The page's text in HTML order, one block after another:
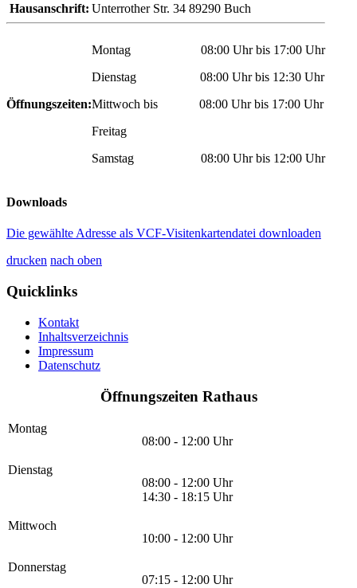
Hausanschrift: Unterrother Str. 34 89290 Buch
Öffnungszeiten:
Montag 08:00 Uhr bis 17:00 Uhr
Dienstag 08:00 Uhr bis 12:30 Uhr
Mittwoch bis 08:00 Uhr bis 17:00 Uhr
Freitag
Samstag 08:00 Uhr bis 12:00 Uhr
Downloads
Die gewählte Adresse als VCF-Visitenkartendatei downloaden
drucken nach oben
Quicklinks
Kontakt
Inhaltsverzeichnis
Impressum
Datenschutz
Öffnungszeiten Rathaus
Montag
08:00 - 12:00 Uhr
Dienstag
08:00 - 12:00 Uhr
14:30 - 18:15 Uhr
Mittwoch
10:00 - 12:00 Uhr
Donnerstag
07:15 - 12:00 Uhr